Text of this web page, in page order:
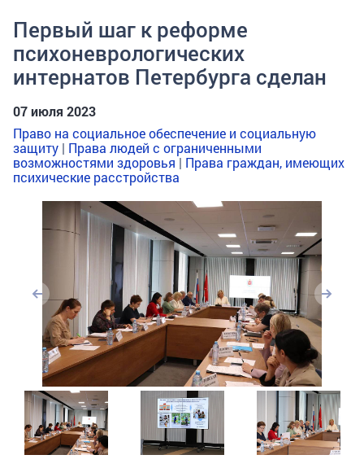
Первый шаг к реформе
психоневрологических
интернатов Петербурга сделан
07 июля 2023
Право на социальное обеспечение и социальную
защиту | Права людей с ограниченными
возможностями здоровья| Права граждан, имеющих
психические расстройства